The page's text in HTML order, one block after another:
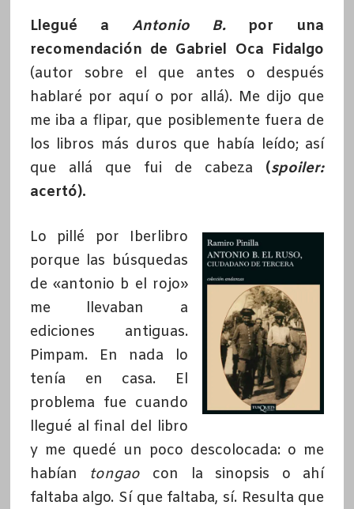
Llegué a Antonio B. por una
recomendación de Gabriel Oca Fidalgo
(autor sobre el que antes o después
hablaré por aquí o por allá). Me dijo que
me iba a flipar, que posiblemente fuera de
los libros más duros que había leído; así
que allá que fui de cabeza (spoiler:
acertó).
Lo pillé por Iberlibro
porque las búsquedas
de «antonio b el rojo»
me llevaban a
ediciones antiguas.
Pimpam. En nada lo
tenía en casa. El
problema fue cuando
llegué al final del libro
y me quedé un poco descolocada: o me
habían tongao con la sinopsis o ahí
faltaba algo. Sí que faltaba, sí. Resulta que